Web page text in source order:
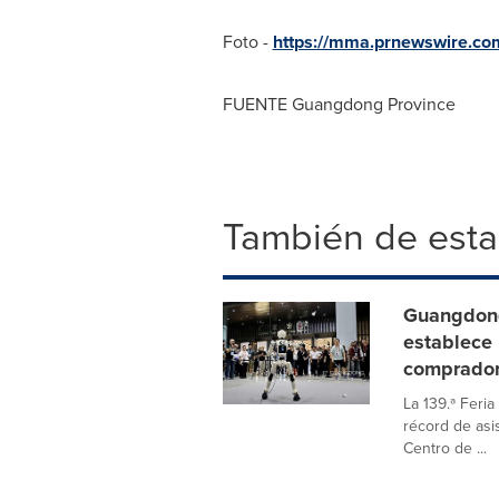
Foto - https://
FUENTEGuangdong Province
También de
establece
La 139.ª
récord de
Centro de ...